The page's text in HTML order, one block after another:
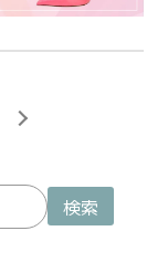
検索